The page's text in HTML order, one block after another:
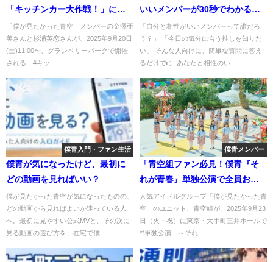
「キッチンカー大作戦！」に登
場！ラードメンチカツカレーを
販売
「僕が見たかった青空」メンバーの金澤亜
美さんと杉浦英恋さんが、2025年9月20日
(土)11:00〜、グランベリーパークで開催
される「#キッ...
いいメンバーが30秒でわかる
【無料】
「自分と相性がいいメンバーって誰だろ
う？」 「今日の気分に合う推しを知りた
い」 そんな人向けに、簡単な質問に答え
るだけで👉 あなたと相性のい...
僕青入門・ファン生活
僕青が気になったけど、最初に
どの動画を見ればいい？
僕が見たかった青空が気になったものの、
どの動画から見ればよいか迷っている人
へ。最初に見やすい公式MVと、その次に
見る動画の選び方を、在宅で僕...
僕青メンバー
「青空組ファン必見！僕青『そ
れが青春』単独公演で全員お見
送り＆感動ライブ」
人気アイドルグループ「僕が見たかった青
空」のユニット、青空組が、2025年9月23
日（火・祝）に東京・大手町三井ホールで
**単独公演「～それ...